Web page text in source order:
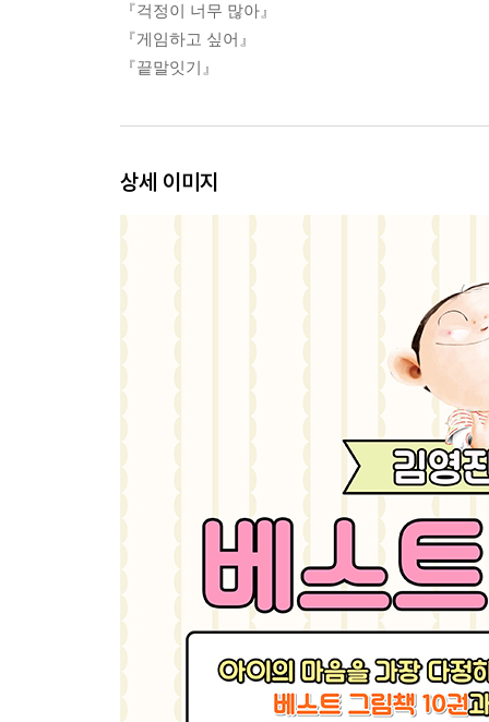
『걱정이 너무 많아』
『게임하고 싶어』
『끝말잇기』
상세 이미지